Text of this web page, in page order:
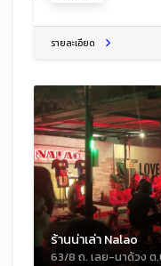
รายละเอียด
ร้านน่าเล่า Nalao
63/8 ถ. เลย-นาด้วง ต.